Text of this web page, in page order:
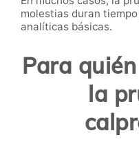
molestias duran
analíticas básicas.
Para
la